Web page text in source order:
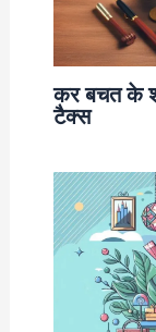
कर बचत के
टैक्स